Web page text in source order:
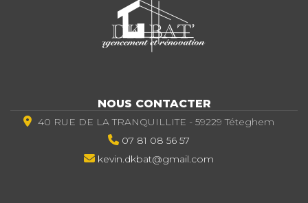
NOUS CONTACTER
40 RUE DE LA TRANQUILLITE - 59229 Téteghem
07 81 08 56 57
kevin.dkbat@gmail.com